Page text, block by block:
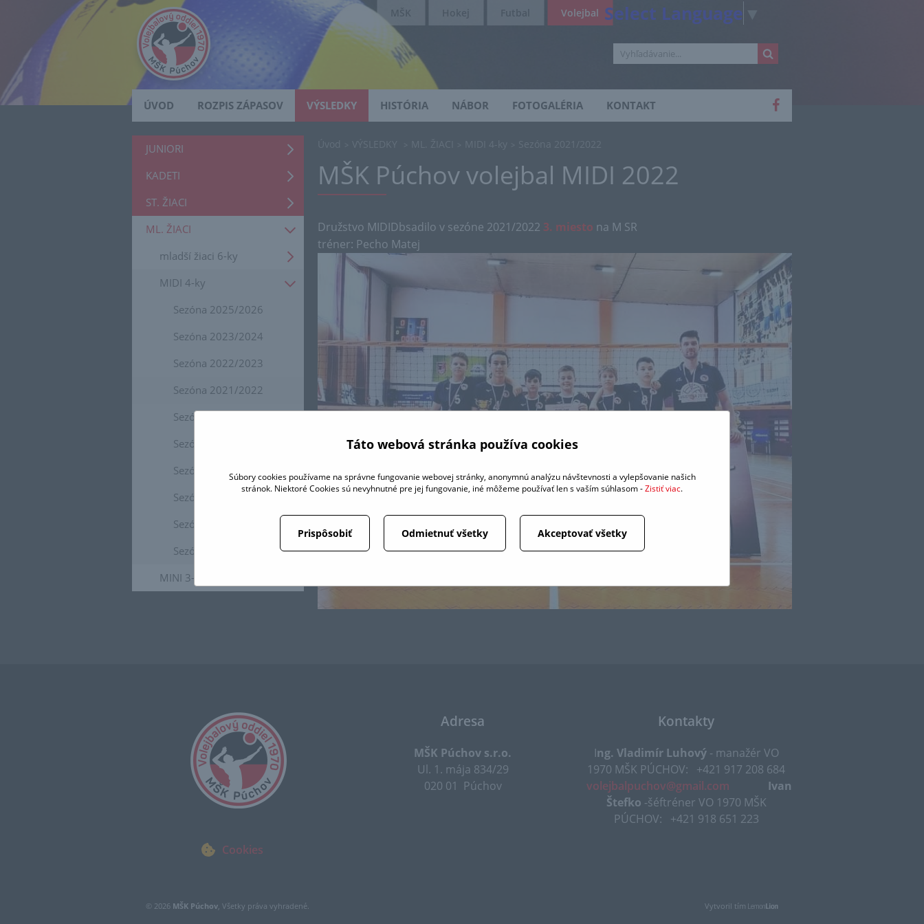
Volejbal
ÚVOD ROZPIS ZÁPASOV VÝSLEDKY HISTÓRIA NÁBOR FOTOGALÉRIA KONTAKT
Select Language
JUNIORI
KADETI
ST. ŽIACI
ML. ŽIACI
mladší žiaci 6-ky
MIDI 4-ky
Sezóna 2025/2026
Sezóna 2023/2024
Sezóna 2022/2023
Sezóna 2021/2022
Sezóna 2020/2021
Sezóna 2019/2020
Sezóna 2018/2019
Sezóna 2017/2018
Sezóna 2016/2017
Sezóna 2015/2016
MINI 3-ky
MŠK Púchov volejbal MIDI 2022
Družstvo MIDIDbsadilo v sezóne 2021/2022 3. miesto na M SR
tréner: Pecho Matej
Cookies
Adresa
MŠK Púchov s.r.o.
Ul. 1. mája 834/29
020 01 Púchov
Kontakty
Ing. Vladimír Luhový - manažér VO
1970 MŠK PÚCHOV: +421 917 208 684
volejbalpuchov@gmail.com​​
Ivan
Štefko -šéftréner VO 1970 MŠK
PÚCHOV: +421 918 651 223
© 2026 MŠK Púchov , Všetky práva vyhradené. Vytvoril tím
Táto webová stránka používa cookies
Súbory cookies používame na správne fungovanie webovej stránky, anonymnú analýzu návštevnosti a vylepšovanie našich
stránok. Niektoré Cookies sú nevyhnutné pre jej fungovanie, iné môžeme používať len s vaším súhlasom -Zistiť viac.
Prispôsobiť Odmietnuť všetky Akceptovať všetky